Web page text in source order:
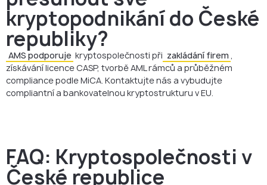
kryptopodnikání do České
republiky?
AMS podporuje kryptospolečnosti při zakládání firem ,
získávání licence CASP, tvorbě AML rámců a průběžném
compliance podle MiCA. Kontaktujte nás a vybudujte
compliantní a bankovatelnou kryptostrukturu v EU.
FAQ: Kryptospolečnosti v
České republice